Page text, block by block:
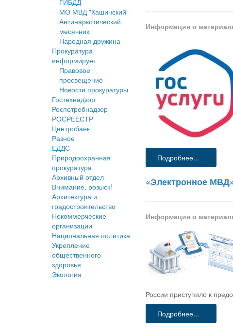
ГИБДД
МО МВД "Кашинский"
Антинаркотический
месячник
Народная дружина
Прокуратура
информирует
Правовое
просвещение
Новости прокуратуры
Гостехнадзор
Роспотребнадзор
РОСРЕЕСТР
Центробанк
Разное
ЕДДС
Природоохранная
прокуратура
Архивный отдел
Внимание, розыск!
Архитектура и
градостроительство
Некоммерческие
организации
Национальная политика
Укрепление
общественного
здоровья
Экология
Информация о
Подробнее...
«Электронное
Информация о
России приступило к
Подробнее...